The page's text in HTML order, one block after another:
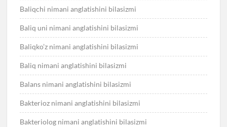
Baliqchi nimani anglatishini bilasizmi
Baliq uni nimani anglatishini bilasizmi
Baliqko’z nimani anglatishini bilasizmi
Baliq nimani anglatishini bilasizmi
Balans nimani anglatishini bilasizmi
Bakterioz nimani anglatishini bilasizmi
Bakteriolog nimani anglatishini bilasizmi